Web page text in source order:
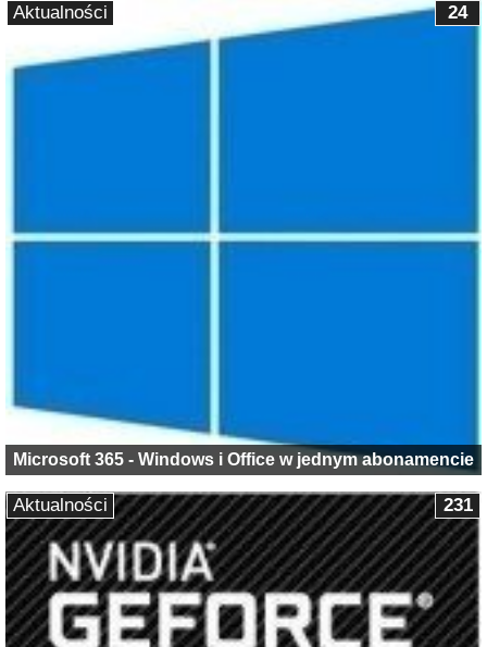
Microsoft 365 - Windows i Office w jednym abonamencie
24
Aktualności
231
Aktualności